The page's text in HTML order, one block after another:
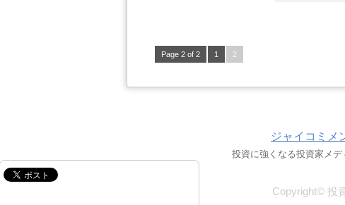
Page 2 of 2 1 2
ジャイコミメ
投資に強くなる投資家メ
Copyright© 投